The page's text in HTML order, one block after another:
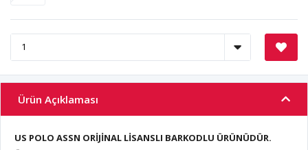
Ürün Açıklaması
US POLO ASSN ORİJİNAL LİSANSLI BARKODLU ÜRÜNÜDÜR.